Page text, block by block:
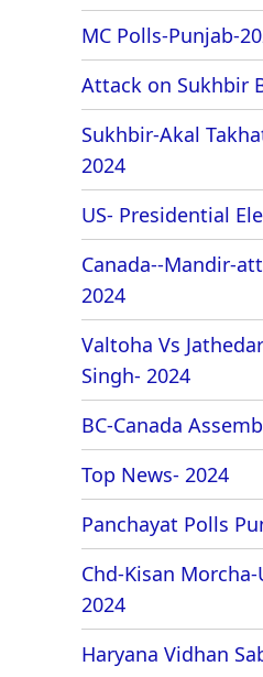
MC Polls-Punjab-
Attack on Sukhbir
Sukhbir-Akal
2024
US- Presidential
Canada--Mandir-
2024
Valtoha Vs
Singh- 2024
BC-Canada
Top News- 2024
Panchayat Polls
Chd-Kisan
2024
Haryana Vidhan